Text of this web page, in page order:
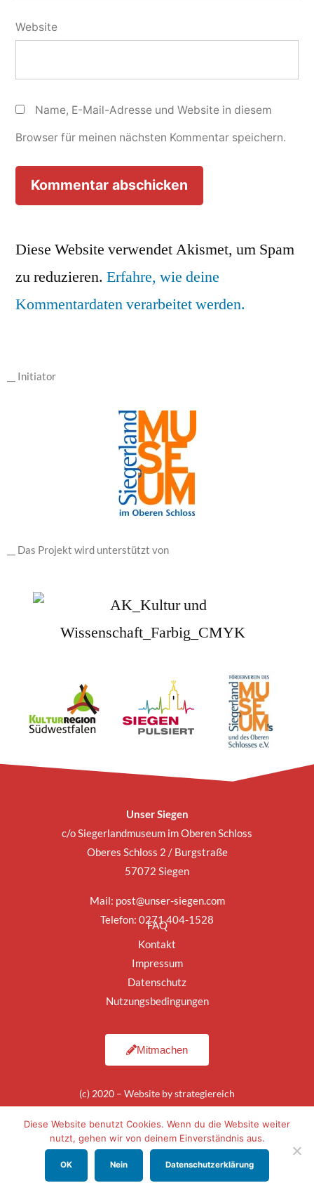
Website
Name, E-Mail-Adresse und Website in diesem
Browser für meinen nächsten Kommentar speichern.
Diese Website verwendet Akismet, um Spam
zu reduzieren. Erfahre, wie deine
Kommentardaten verarbeitet werden.
__ Initiator
__ Das Projekt wird unterstützt von
Unser Siegen
c/o Siegerlandmuseum im Oberen Schloss
Oberes Schloss 2 / Burgstraße
57072 Siegen
Mail: post@unser-siegen.com
Telefon: 0271 404-1528
FAQ
Kontakt
Impressum
Datenschutz
Nutzungsbedingungen
(c) 2020 – Website bystrategiereich
Mitmachen
Diese Website benutzt Cookies. Wenn du die Website weiter
nutzt, gehen wir von deinem Einverständnis aus.
OK Nein Datenschutzerklärung